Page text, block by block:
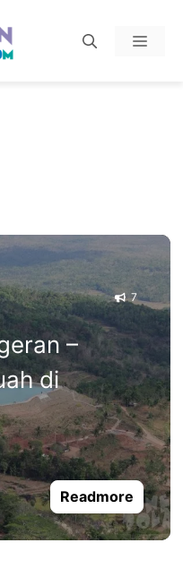
Menu
7
–
di
Readmore